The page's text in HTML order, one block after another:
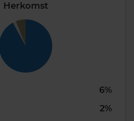
Herkomst
6%
2%